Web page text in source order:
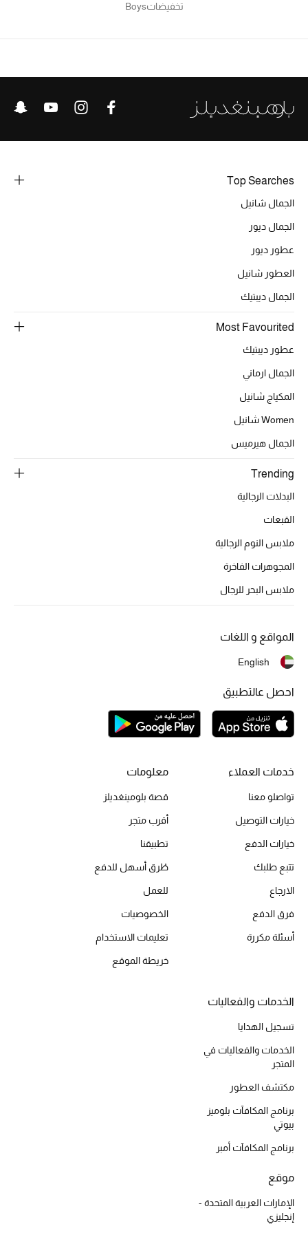
المجوهرات
مجوهرات فاخرة للنساء
إكسسوارات للرجال
ساعات
تسوقوا المجوهرات
تسوقوا جميع الهدايا
بطاقة الهدايا الإلكترونية
هدايا حسب المناسبة
هدايا حسب الفئة
النساء
هدايا حسب السعر
هدايا للجميع
المصممون
مصممون جدد
مستلزمات المنزل
توتيمي
تعكس توتيمي فن الأناقة السهلة بقطع أساسية راقية
تسوقوا توتيمي
تخفيضاتBoys
Top Searches
الجمال شانيل
الجمال ديور
عطور ديور
العطور شانيل
الجمال ديبتيك
Most Favourited
عطور ديبتيك
الجمال ارماني
المكياج شانيل
Women شانيل
الجمال هيرميس
Trending
البدلات الرجالية
القبعات
ملابس النوم الرجالية
المجوهرات الفاخرة
ملابس البحر للرجال
خدمات العملاء
تواصلو معنا
خيارات التوصيل
خيارات الدفع
تتبع طلبك
الارجاع
فرق الدفع
أسئلة مكررة
معلومات
قصة بلومينغديلز
أقرب متجر
تطبيقنا
طُرق أسهل للدفع
للعمل
الخصوصيات
تعليمات الاستخدام
خريطة الموقع
الخدمات والفعاليات
تسجيل الهدايا
الخدمات والفعاليات في
المتجر
مكتشف العطور
برنامج المكافآت بلوميز
بيوتي
برنامج المكافآت أمبر
موقع
الإمارات العربية المتحدة -
إنجليزي
المواقع و اللغات
English
احصل عالتطبيق